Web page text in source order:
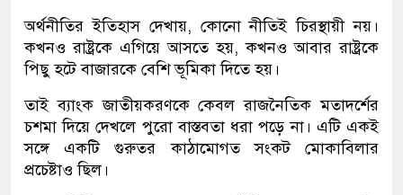
অর্থনীতির ইতিহাস দেখায়, কোনো নীতিই চিরস্থায়ী নয়।
কখনও রাষ্ট্রকে এগিয়ে আসতে হয়, কখনও আবার রাষ্ট্রকে
পিছু হটে বাজারকে বেশি ভূমিকা দিতে হয়।
তাই ব্যাংক জাতীয়করণকে কেবল রাজনৈতিক মতাদর্শের
চশমা দিয়ে দেখলে পুরো বাস্তবতা ধরা পড়ে না। এটি একই
সঙ্গে একটি গুরুতর কাঠামোগত সংকট মোকাবিলার
প্রচেষ্টাও ছিল।